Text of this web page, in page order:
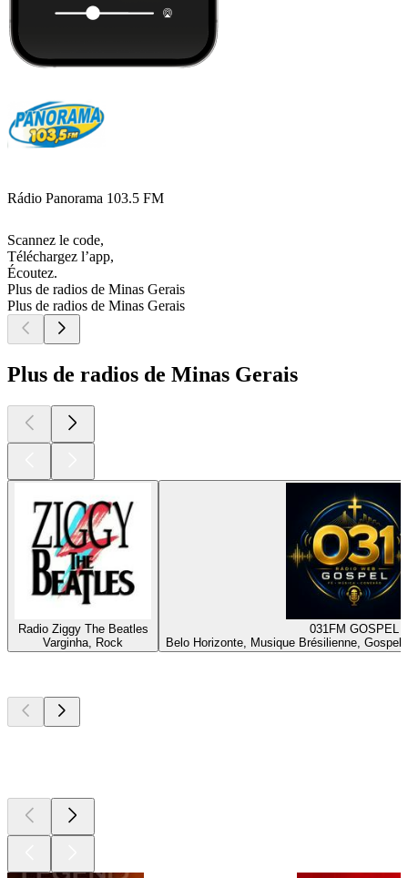
Rádio Panorama 103.5 FM
Scannez le code,
Téléchargez l’app,
Écoutez.
Plus de radios de Minas Gerais
Plus de radios de Minas Gerais
Plus de radios de Minas Gerais
Radio Ziggy The Beatles
Varginha, Rock
031FM GOSPEL
Belo Horizonte, Musique Brésilienne,